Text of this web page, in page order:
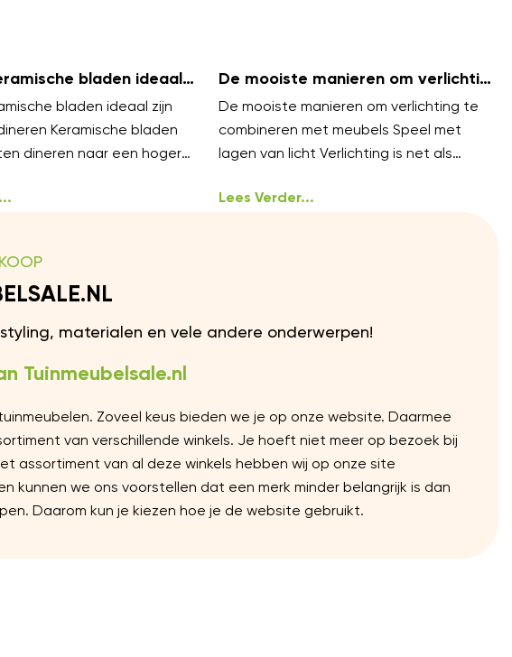
bladen ideaal
dineren
bladen ideaal zijn
Keramische bladen
dineren naar een hoger
De mooiste manieren om verlichting
te combineren met meubels
De mooiste manieren om verlichting te
combineren met meubels Speel met
lagen van licht Verlichting is net als
Lees Verder...
materialen en vele andere onderwerpen!
Tuinmeubelsale.nl
Zoveel keus bieden we je op onze website. Daarmee
van verschillende winkels. Je hoeft niet meer op bezoek bij
assortiment van al deze winkels hebben wij op onze site
kunnen we ons voorstellen dat een merk minder belangrijk is dan
Daarom kun je kiezen hoe je de website gebruikt.